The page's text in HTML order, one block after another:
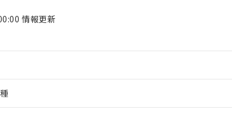
情報更新